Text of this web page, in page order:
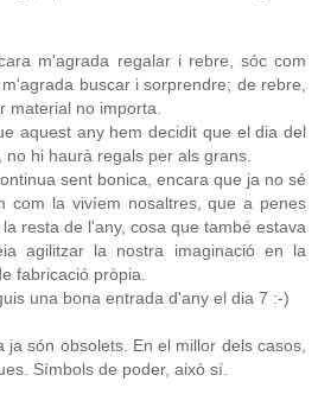
m'agrada regalar i rebre, sóc com
buscar i sorprendre; de rebre,
material no importa.
aquest any hem decidit que el dia del
hi haurà regals per als grans.
sent bonica, encara que ja no sé
com la vivíem nosaltres, que a penes
resta de l'any, cosa que també estava
agilitzar la nostra imaginació en la
fabricació pròpia.
una bona entrada d'any el dia 7 :-)
ja són obsolets. En el millor dels casos,
Símbols de poder, això sí.